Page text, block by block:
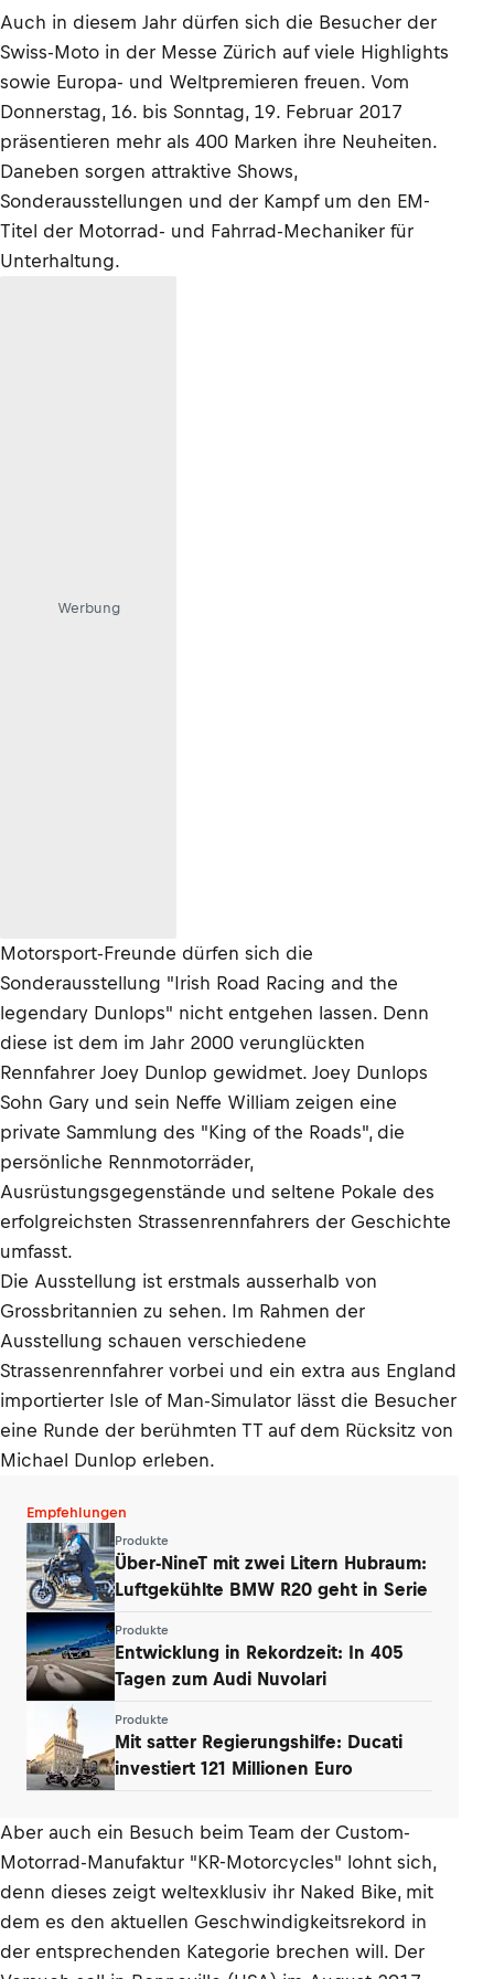
Auch in diesem Jahr dürfen sich die Besucher der
Swiss-Moto in der Messe Zürich auf viele Highlights
sowie Europa- und Weltpremieren freuen. Vom
Donnerstag, 16. bis Sonntag, 19. Februar 2017
präsentieren mehr als 400 Marken ihre Neuheiten.
Daneben sorgen attraktive Shows,
Sonderausstellungen und der Kampf um den EM-
Titel der Motorrad- und Fahrrad-Mechaniker für
Unterhaltung.
Werbung
Motorsport-Freunde dürfen sich die
Sonderausstellung "Irish Road Racing and the
legendary Dunlops" nicht entgehen lassen. Denn
diese ist dem im Jahr 2000 verunglückten
Rennfahrer Joey Dunlop gewidmet. Joey Dunlops
Sohn Gary und sein Neffe William zeigen eine
private Sammlung des "King of the Roads", die
persönliche Rennmotorräder,
Ausrüstungsgegenstände und seltene Pokale des
erfolgreichsten Strassenrennfahrers der Geschichte
umfasst.
Die Ausstellung ist erstmals ausserhalb von
Grossbritannien zu sehen. Im Rahmen der
Ausstellung schauen verschiedene
Strassenrennfahrer vorbei und ein extra aus England
importierter Isle of Man-Simulator lässt die Besucher
eine Runde der berühmten TT auf dem Rücksitz von
Michael Dunlop erleben.
Empfehlungen
Produkte
Über-NineT mit zwei Litern Hubraum:
Luftgekühlte BMW R20 geht in Serie
Produkte
Entwicklung in Rekordzeit: In 405
Tagen zum Audi Nuvolari
Produkte
Mit satter Regierungshilfe: Ducati
investiert 121 Millionen Euro
Aber auch ein Besuch beim Team der Custom-
Motorrad-Manufaktur "KR-Motorcycles" lohnt sich,
denn dieses zeigt weltexklusiv ihr Naked Bike, mit
dem es den aktuellen Geschwindigkeitsrekord in
der entsprechenden Kategorie brechen will. Der